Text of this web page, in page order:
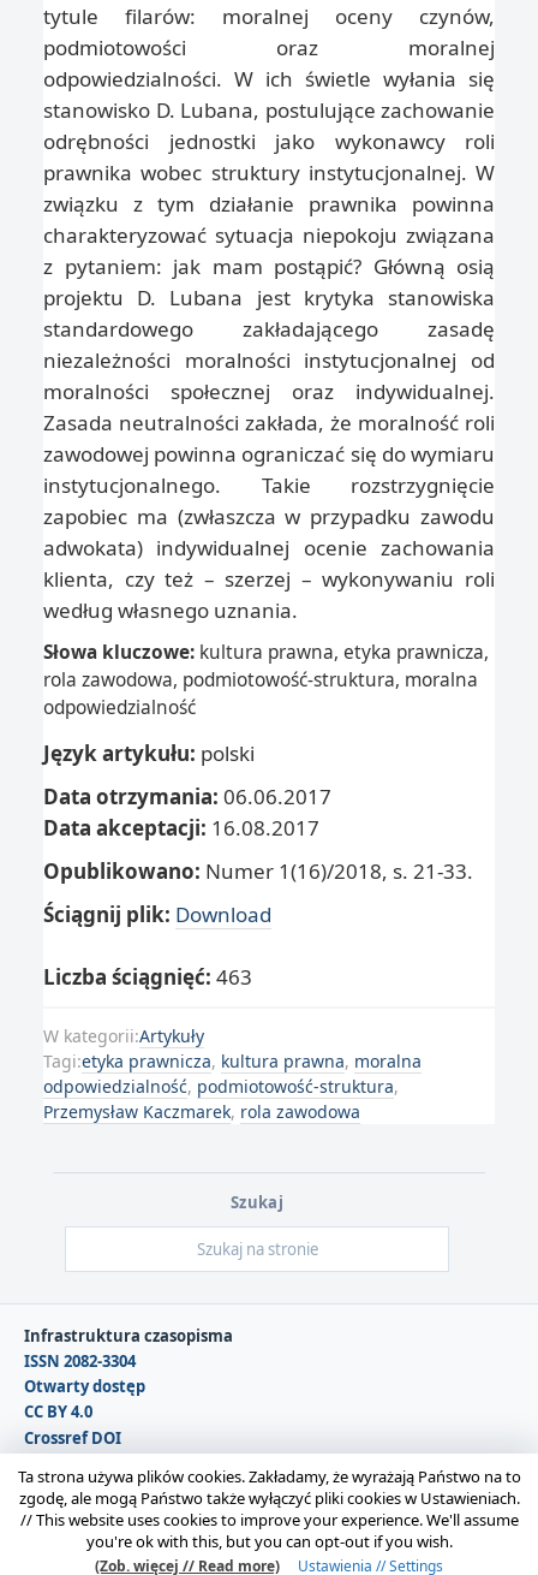
tytule filarów: moralnej oceny czynów,
podmiotowości oraz moralnej
odpowiedzialności. W ich świetle wyłania się
stanowisko D. Lubana, postulujące zachowanie
odrębności jednostki jako wykonawcy roli
prawnika wobec struktury instytucjonalnej. W
związku z tym działanie prawnika powinna
charakteryzować sytuacja niepokoju związana
z pytaniem: jak mam postąpić? Główną osią
projektu D. Lubana jest krytyka stanowiska
standardowego zakładającego zasadę
niezależności moralności instytucjonalnej od
moralności społecznej oraz indywidualnej.
Zasada neutralności zakłada, że moralność roli
zawodowej powinna ograniczać się do wymiaru
instytucjonalnego. Takie rozstrzygnięcie
zapobiec ma (zwłaszcza w przypadku zawodu
adwokata) indywidualnej ocenie zachowania
klienta, czy też – szerzej – wykonywaniu roli
według własnego uznania.
Słowa kluczowe: kultura prawna, etyka prawnicza,
rola zawodowa, podmiotowość-struktura, moralna
odpowiedzialność
Język artykułu: polski
Data otrzymania: 06.06.2017
Data akceptacji: 16.08.2017
Opublikowano: Numer 1(16)/2018, s. 21-33.
Ściągnij plik: Download
Liczba ściągnięć: 463
W kategorii:Artykuły
Tagi:etyka prawnicza, kultura prawna, moralna
odpowiedzialność, podmiotowość-struktura,
Przemysław Kaczmarek, rola zawodowa
Szukaj
Infrastruktura czasopisma
ISSN 2082-3304
Otwarty dostęp
CC BY 4.0
Crossref DOI
Copyright © 2026 Polska Sekcja Międzynarodowego
Stowarzyszenia Filozofii Prawa i Filozofii Społecznej IVR |
Ta strona używa plików cookies. Zakładamy, że wyrażają Państwo na to
zgodę, ale mogą Państwo także wyłączyć pliki cookies w Ustawieniach.
//This website uses cookies to improve your experience. We'll assume
you're ok with this, but you can opt-out if you wish.
(Zob. więcej // Read more) Ustawienia // Settings